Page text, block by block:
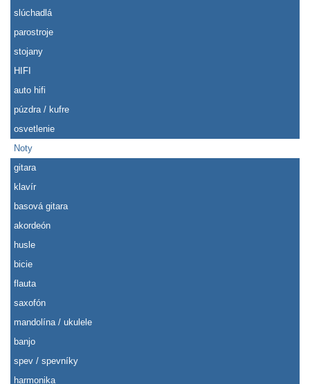
slúchadlá
parostroje
stojany
HIFI
auto hifi
púzdra / kufre
osvetlenie
Noty
gitara
klavír
basová gitara
akordeón
husle
bicie
flauta
saxofón
mandolína / ukulele
banjo
spev / spevníky
harmonika